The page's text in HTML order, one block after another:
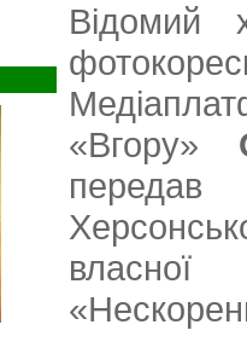
Відомий
«Вгору»